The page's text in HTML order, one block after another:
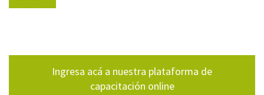
Ingresa acá a nuestra plataforma de
capacitación online